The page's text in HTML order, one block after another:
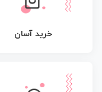
خرید آسان